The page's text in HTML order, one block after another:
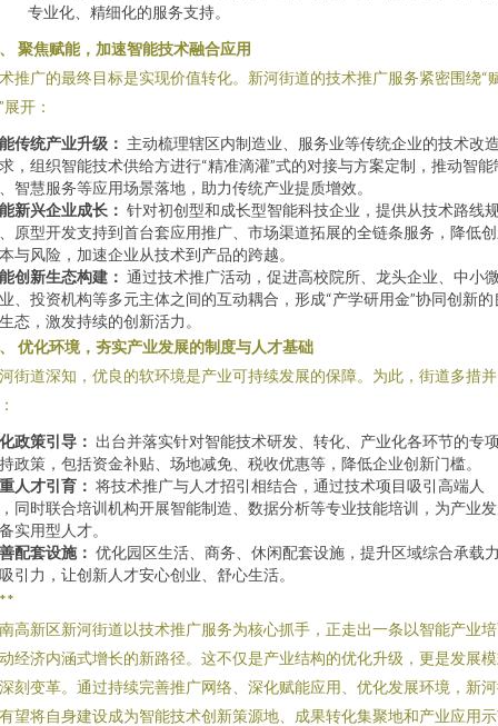
专业化、精细化的服务支持。
聚焦赋能，加速智能技术融合应用
推广的最终目标是实现价值转化。新河街道的技术推广服务紧密围绕“
展开：
传统产业升级： 主动梳理辖区内制造业、服务业等传统企业的技术改
，组织智能技术供给方进行“精准滴灌”式的对接与方案定制，推动智能
智慧服务等应用场景落地，助力传统产业提质增效。
新兴企业成长： 针对初创型和成长型智能科技企业，提供从技术路线
原型开发支持到首台套应用推广、市场渠道拓展的全链条服务，降低
与风险，加速企业从技术到产品的跨越。
创新生态构建： 通过技术推广活动，促进高校院所、龙头企业、中小
、投资机构等多元主体之间的互动耦合，形成“产学研用金”协同创新的
态，激发持续的创新活力。
优化环境，夯实产业发展的制度与人才基础
街道深知，优良的软环境是产业可持续发展的保障。为此，街道多措并
政策引导： 出台并落实针对智能技术研发、转化、产业化各环节的专
政策，包括资金补贴、场地减免、税收优惠等，降低企业创新门槛。
人才引育： 将技术推广与人才招引相结合，通过技术项目吸引高端人
同时联合培训机构开展智能制造、数据分析等专业技能培训，为产业
实用型人才。
配套设施： 优化园区生活、商务、休闲配套设施，提升区域综合承载
引力，让创新人才安心创业、舒心生活。
高新区新河街道以技术推广服务为核心抓手，正走出一条以智能产业
经济内涵式增长的新路径。这不仅是产业结构的优化升级，更是发展
刻变革。通过持续完善推广网络、深化赋能应用、优化发展环境，新
望将自身建设成为智能技术创新策源地、成果转化集聚地和产业应用